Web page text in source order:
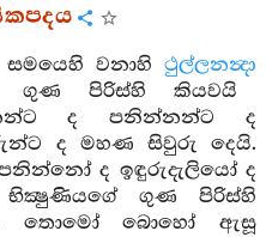
වනාහිථුල්ලනන්‍දා
ගුණ පිරිස්හි කියවයි
ද පනින්නන්ට ද
ද මහණ සිවුරු දෙයි.
ද ඉඳුරුදැලියෝ ද
භික්‍ෂුණියගේ ගුණ පිරිස්හි
තොමෝ බොහෝ ඇසූ